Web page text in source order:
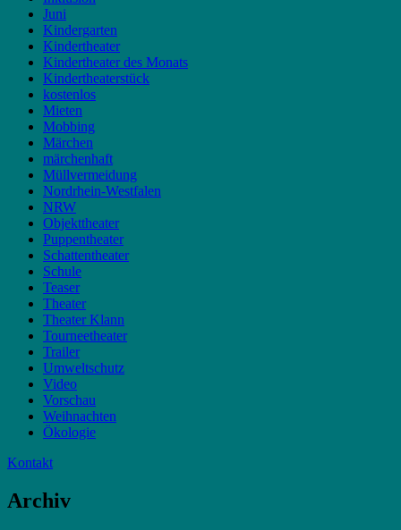
Juni
Kindergarten
Kindertheater
Kindertheater des Monats
Kindertheaterstück
kostenlos
Mieten
Mobbing
Märchen
märchenhaft
Müllvermeidung
Nordrhein-Westfalen
NRW
Objekttheater
Puppentheater
Schattentheater
Schule
Teaser
Theater
Theater Klann
Tourneetheater
Trailer
Umweltschutz
Video
Vorschau
Weihnachten
Ökologie
Kontakt
Archiv